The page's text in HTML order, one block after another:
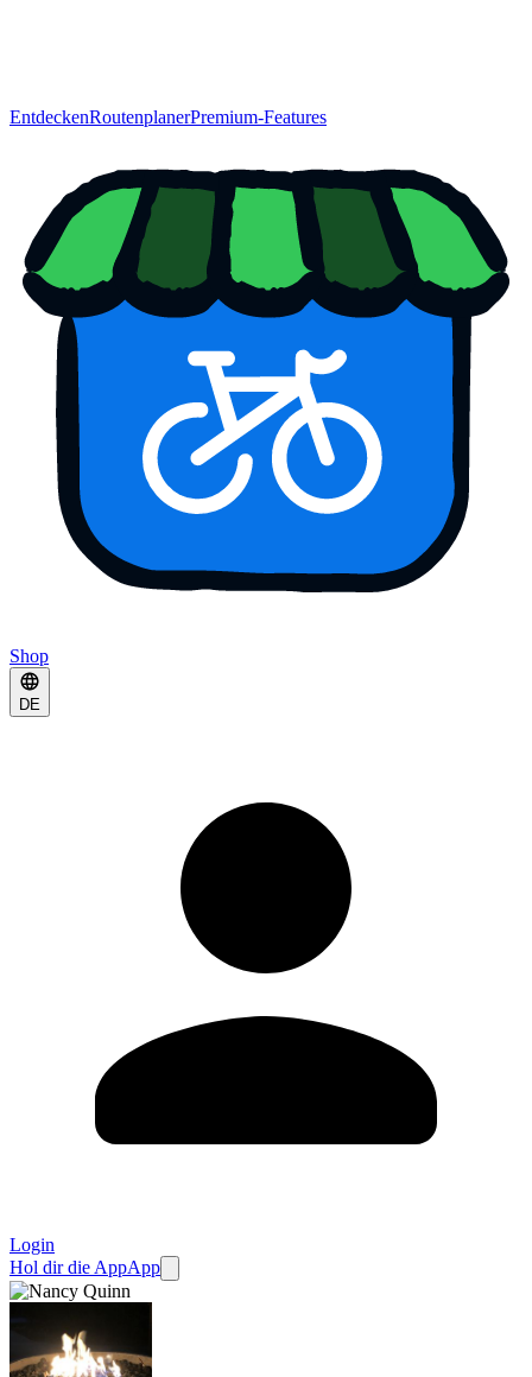
EntdeckenRoutenplanerPremium-Features
Shop
DE
Login
Hol dir die AppApp